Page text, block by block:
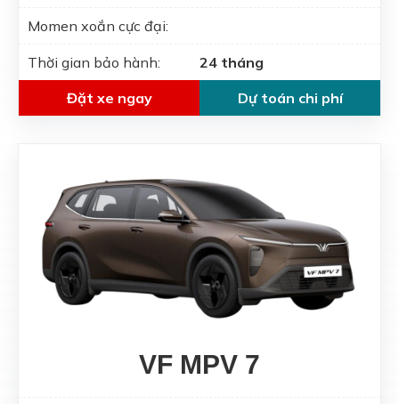
Momen xoắn cực đại:
Thời gian bảo hành:
24 tháng
Đặt xe ngay
Dự toán chi phí
VF MPV 7